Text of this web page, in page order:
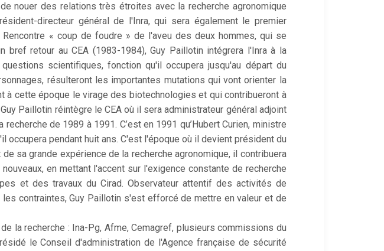
nouer des relations très étroites avec la recherche agronomique
directeur général de l'Inra, qui sera également le premier
« coup de foudre » de l'aveu des deux hommes, qui se
retour au CEA (1983-1984), Guy Paillotin intégrera l'Inra à la
scientifiques, fonction qu'il occupera jusqu'au départ du
résulteront les importantes mutations qui vont orienter la
à cette époque le virage des biotechnologies et qui contribueront à
Paillotin réintègre le CEA où il sera administrateur général adjoint
de 1989 à 1991. C’est en 1991 qu’Hubert Curien, ministre
pendant huit ans. C'est l'époque où il devient président du
sa grande expérience de la recherche agronomique, il contribuera
en mettant l'accent sur l'exigence constante de recherche
et des travaux du Cirad. Observateur attentif des activités de
contraintes, Guy Paillotin s'est efforcé de mettre en valeur et de
la recherche : Ina-Pg, Afme, Cemagref, plusieurs commissions du
le Conseil d'administration de l'Agence française de sécurité